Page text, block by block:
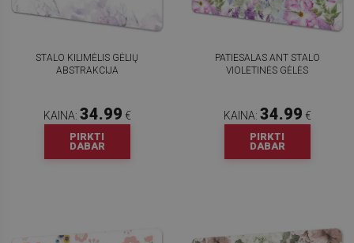
STALO KILIMĖLIS GĖLIŲ
ABSTRAKCIJA
KAINA: 34.99 €
PIRKTI
DABAR
PATIESALAS ANT STALO
VIOLETINĖS GĖLĖS
KAINA: 34.99 €
PIRKTI
DABAR